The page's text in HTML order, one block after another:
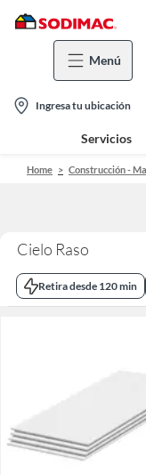
Menú
location-
icon
Ingresa tu ubicación
Servicios
Home Construcción -
Cielo Raso
Retira desde 120 min